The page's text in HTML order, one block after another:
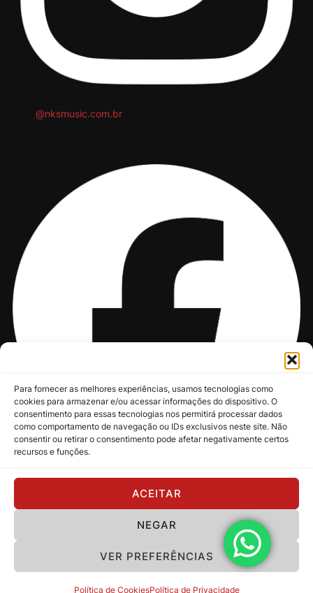
Para fornecer as melhores experiências, usamos tecnologias como
cookies para armazenar e/ou acessar informações do dispositivo. O
consentimento para essas tecnologias nos permitirá processar dados
como comportamento de navegação ou IDs exclusivos neste site. Não
consentir ou retirar o consentimento pode afetar negativamente certos
recursos e funções.
ACEITAR
NEGAR
VER PREFERÊNCIAS
Política de CookiesPolítica de Privacidade
@nksmusic.com.br
Política de Privacidade